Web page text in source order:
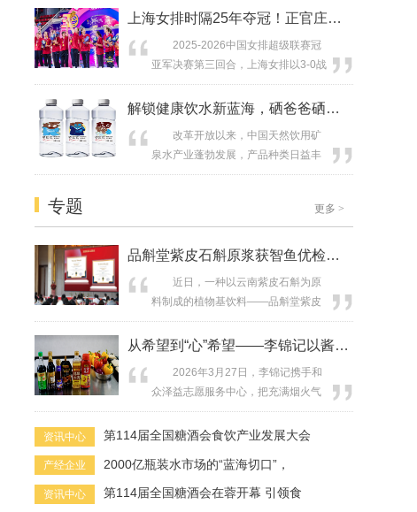
奶公司4月13日发布公告表示：因短期上海女排时隔25年夺冠！正官庄一路相
2025-2026中国女排超级联赛冠
亚军决赛第三回合，上海女排以3-0战
胜江苏女排，时隔25年再度捧起联赛
冠军奖杯，重回荣耀之巅。 本赛
新面貌，凭借扎实的技战术和坚韧的
团队意志一路高歌猛进。决赛场上，
解锁健康饮水新蓝海，硒爸爸硒锶矿泉水
改革开放以来，中国天然饮用矿
泉水产业蓬勃发展，产品种类日益丰
富，尤其是一些富集特殊营养元素的
睐。微量元素锶在改善骨质疏松、预
作用显著，而中国居民对锶的摄入量
泉水成为人体补充锶的重要来源，市
场潜力巨大。...
专题 更多 >
品斛堂紫皮石斛原浆获智鱼优检＋科研实
近日，一种以云南紫皮石斛为原
料制成的植物基饮料——品斛堂紫皮
石斛原浆接连获得两项权威认可：一
是通过智鱼优检的斑马鱼功效评价实
作用，并获得“Verified by Zebrafish智
鱼优检”品质认证；二是与西南林业大
浆饮料对小鼠...
从希望到“心”希望——李锦记以酱香传
2026年3月27日，李锦记携手和
众泽益志愿服务中心，把充满烟火气
的公益厨艺课堂带进上海市市北职业
高级中学附设特教班，让10位“心青
信、感受社会的温柔以待。活动特别
邀请2017级李锦记希望厨师北京班毕
资讯中心 第114届全国糖酒会食饮产业发展大会
产经企业 2000亿瓶装水市场的“蓝海切口”，
资讯中心 第114届全国糖酒会在蓉开幕 引领食